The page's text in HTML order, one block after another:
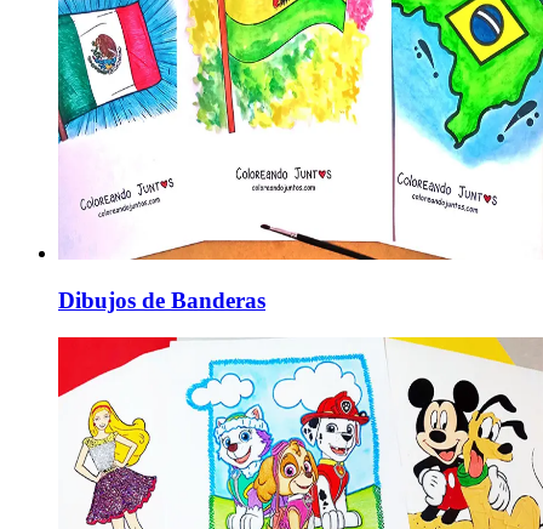
Dibujos de Banderas